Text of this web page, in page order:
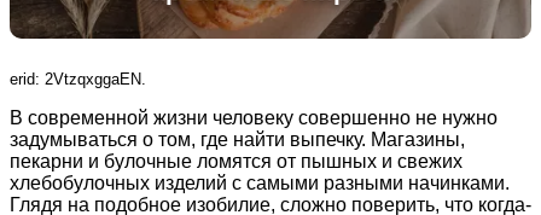
erid: 2VtzqxggaEN.
В современной жизни человеку совершенно не нужно
задумываться о том, где найти выпечку. Магазины,
пекарни и булочные ломятся от пышных и свежих
хлебобулочных изделий с самыми разными начинками.
Глядя на подобное изобилие, сложно поверить, что когда-